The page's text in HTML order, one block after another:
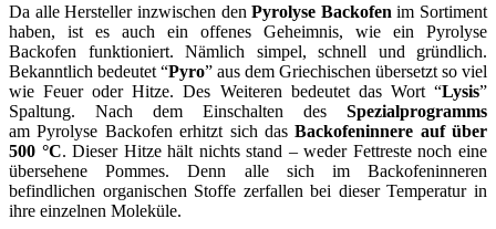
Da alle Hersteller inzwischen denPyrolyse Backofen im Sortiment
haben, ist es auch ein offenes Geheimnis, wie ein Pyrolyse
Backofen funktioniert. Nämlich simpel, schnell und gründlich.
Bekanntlich bedeutet “Pyro” aus dem Griechischen übersetzt so viel
wie Feuer oder Hitze. Des Weiteren bedeutet das Wort “Lysis”
Spaltung. Nach dem Einschalten des Spezialprogramms
am Pyrolyse Backofen erhitzt sich dasBackofeninnere auf über
500 °C. Dieser Hitze hält nichts stand – weder Fettreste noch eine
übersehene Pommes. Denn alle sich im Backofeninneren
befindlichen organischen Stoffe zerfallen bei dieser Temperatur in
ihre einzelnen Moleküle.